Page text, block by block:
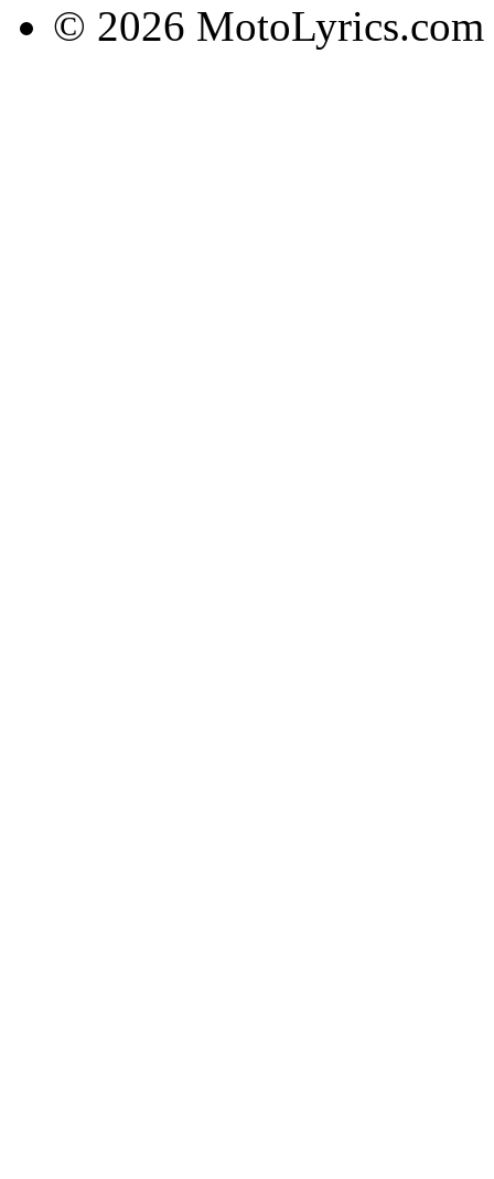
© 2026 MotoLyrics.com